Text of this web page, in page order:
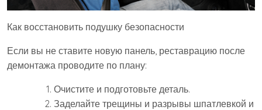
Как восстановить подушку безопасности
Если вы не ставите новую панель, реставрацию после
демонтажа проводите по плану:
Очистите и подготовьте деталь.
Заделайте трещины и разрывы шпатлевкой и